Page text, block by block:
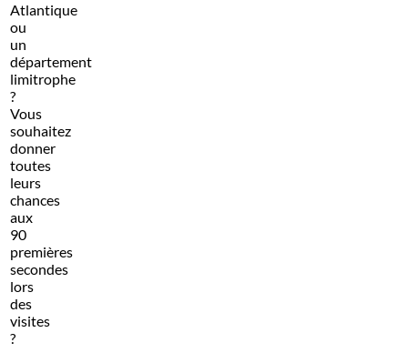
Atlantique
ou
un
département
limitrophe
?
Vous
souhaitez
donner
toutes
leurs
chances
aux
90
premières
secondes
lors
des
visites
?